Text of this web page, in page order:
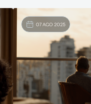
07 AGO 2025